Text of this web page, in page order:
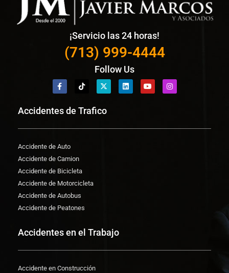
¡Servicio las 24 horas!
(713) 999-4444
Follow Us
Accidentes de Trafico
Accidente de Auto
Accidente de Camion
Accidente de Bicicleta
Accidente de Motorcicleta
Accidente de Autobus
Accidente de Peatones
Accidentes en el Trabajo
Accidente en Construcción